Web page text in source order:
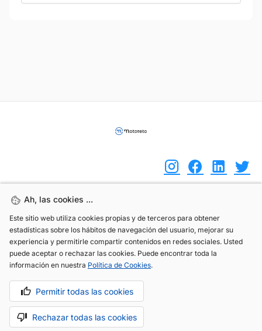
Ah, las cookies ...
Este sitio web utiliza cookies propias y de terceros para obtener
estadísticas sobre los hábitos de navegación del usuario, mejorar su
experiencia y permitirle compartir contenidos en redes sociales. Usted
puede aceptar o rechazar las cookies. Puede encontrar toda la
información en nuestra Política de Cookies.
Permitir todas las cookies
Rechazar todas las cookies
Ah, las cookies ...
Este sitio web utiliza cookies propias y de terceros para obtener
estadísticas sobre los hábitos de navegación del usuario, mejorar su
experiencia y permitirle compartir contenidos en redes sociales. Usted
puede aceptar o rechazar las cookies. Puede encontrar toda la
información en nuestra Política de Cookies.
Permitir todas las cookies
Rechazar todas las cookies
info@motoreto.com
Aviso legal